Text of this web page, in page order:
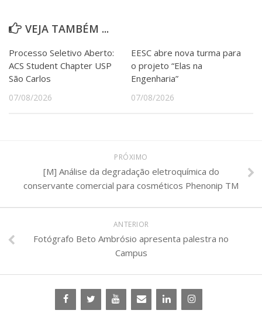
VEJA TAMBÉM ...
Processo Seletivo Aberto:
ACS Student Chapter USP
São Carlos
07/08/2026
EESC abre nova turma para
o projeto “Elas na
Engenharia”
07/08/2026
PRÓXIMO
[M] Análise da degradação eletroquímica do
conservante comercial para cosméticos Phenonip TM
ANTERIOR
Fotógrafo Beto Ambrósio apresenta palestra no
Campus